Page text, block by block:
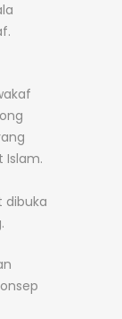
dibuka